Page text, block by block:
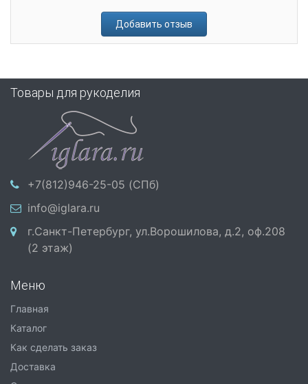
Добавить отзыв
Товары для рукоделия
+7(812)946-25-05 (СПб)
info@iglara.ru
г.Санкт-Петербург, ул.Ворошилова, д.2, оф.208
(2 этаж)
Меню
Главная
Каталог
Как сделать заказ
Доставка